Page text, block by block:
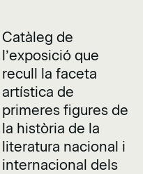
Catàleg de
l’exposició que
recull la faceta
artística de
primeres figures de
la història de la
literatura nacional i
internacional dels